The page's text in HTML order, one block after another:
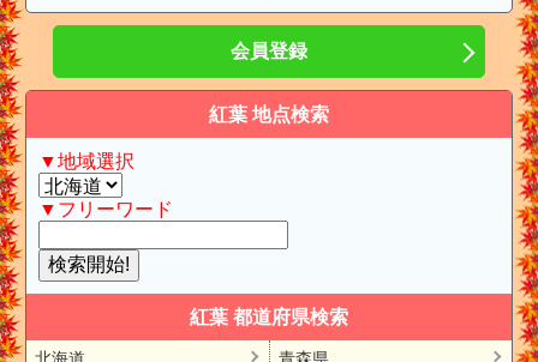
会員登録
紅葉 地点検索
▼地域選択
▼フリーワード
紅葉 都道府県検索